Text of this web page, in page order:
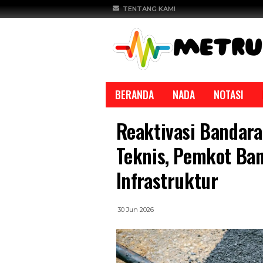
TENTANG KAMI
BERANDA NADA NOTASI
Reaktivasi
Teknis, Pemkot
Infrastruktur
30 Jun 2026